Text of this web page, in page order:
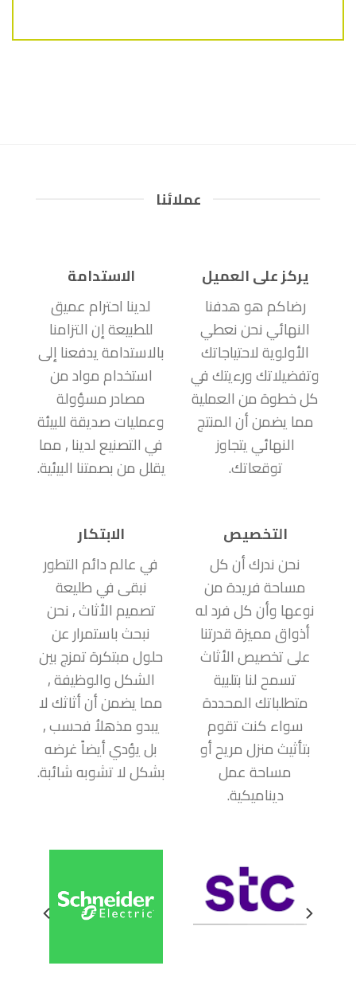
عملائنا
يركز على العميل
رضاكم هو هدفنا
النهائي نحن نعطي
الأولوية لاحتياجاتك
وتفضيلاتك ورءيتك في
كل خطوة من العملية
مما يضمن أن المنتج
النهائي يتجاوز
توقعاتك.
الاستدامة
لدينا احترام عميق
للطبيعة إن التزامنا
بالاستدامة يدفعنا إلى
استخدام مواد من
مصادر مسؤولة
وعمليات صديقة للبيئة
في التصنيع لدينا , مما
يقلل من بصمتنا البيئية.
التخصيص
نحن ندرك أن كل
مساحة فريدة من
نوعها وأن كل فرد له
أذواق مميزة قدرتنا
على تخصيص الأثاث
تسمح لنا بتلبية
متطلباتك المحددة
سواء كنت تقوم
بتأثيث منزل مريح أو
مساحة عمل
ديناميكية.
الابتكار
في عالم دائم التطور
نبقى في طليعة
تصميم الأثاث , نحن
نبحث باستمرار عن
حلول مبتكرة تمزج بين
الشكل والوظيفة ,
مما يضمن أن أثاثك لا
يبدو مذهلاُ فحسب ,
بل يؤدي أيضاً غرضه
بشكل لا تشوبه شائبة.